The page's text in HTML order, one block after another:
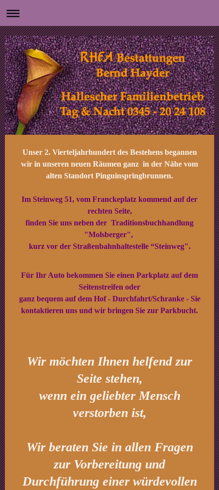
Unser 2. Vierteljahrhundert des Bestehens begannen
wir in unseren neuen Räumen ganz in der Nähe vom
alten Standort Pinguinspringbrunnen.
Im Steinweg 51, vom Franckeplatz kommend auf der
rechten Seite,
finden Sie uns neben der Traditionsbuchhandlung
"Molsberger",
kurz vor der Straßenbahnhaltestelle “Steinweg".
Für Ihr Auto bekommen Sie einen Parkplatz auf dem
Seitenstreifen oder
ganz bequem auf dem Hof - Durchfahrt/Schranke - Sie
kontaktieren uns und wir bringen Sie zur Parkbucht.
Wir möchten Ihnen helfend zur
Seite stehen,
wenn ein geliebter Mensch
verstorben ist,
Wir beraten Sie in allen Fragen
zur Vorbereitung und
Durchführung einer würdevollen